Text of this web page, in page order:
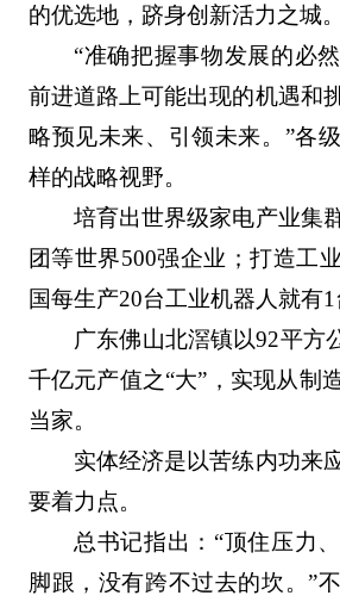
的优选地，跻身创新活力之城。
“准确把握事物发展的必
前进道路上可能出现的机遇和
略预见未来、引领未来。”各
样的战略视野。
培育出世界级家电产业集
团等世界500强企业；打造工
国每生产20台工业机器人就
广东佛山北滘镇以92平方
千亿元产值之“大”，实现从制
当家。
实体经济是以苦练内功来
要着力点。
总书记指出：“顶住压力
脚跟，没有跨不过去的坎。”